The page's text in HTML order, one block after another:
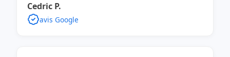
Cedric P.
avis Google